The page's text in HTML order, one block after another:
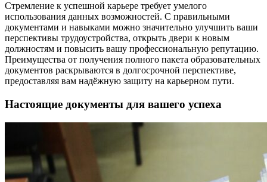
Стремление к успешной карьере требует умелого
использования данных возможностей. С правильными
документами и навыками можно значительно улучшить ваши
перспективы трудоустройства, открыть двери к новым
должностям и повысить вашу профессиональную репутацию.
Преимущества от получения полного пакета образовательных
документов раскрываются в долгосрочной перспективе,
предоставляя вам надёжную защиту на карьерном пути.
Настоящие документы для вашего успеха